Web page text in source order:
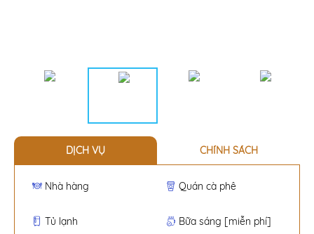
DỊCH VỤ CHÍNH SÁCH
Nhà hàng Quán cà phê
Tủ lạnh Bữa sáng [miễn phí]